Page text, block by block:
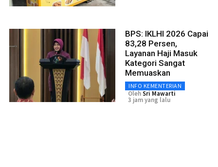
BPS: IKLHI 2026 Capai
83,28 Persen,
Layanan Haji Masuk
Kategori Sangat
Memuaskan
INFO KEMENTERIAN
OlehSri Mawarti
3 jam yang lalu